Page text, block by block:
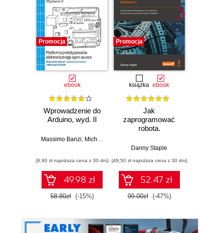
Promocja
ebook
Wprowadzenie do
Arduino, wyd. II
Massimo Banzi, Michael Shiloh
(9,90 zł najniższa cena z 30 dni)
49.98 zł
58.80zł (-15%)
Promocja
książka ebook
Jak
zaprogramować
robota.
Raspberry Pi i
tworzeniu
autonomicznych
robotów. Wydanie
II
Danny Staple
(49,50 zł najniższa cena z 30 dni)
52.47 zł
99.00zł (-47%)